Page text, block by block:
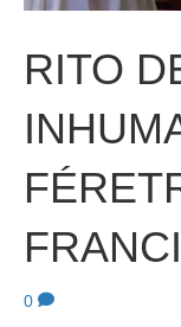
RITO
0